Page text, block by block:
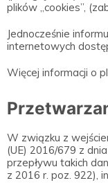
plików „cookies”,
Jednocześnie
internetowych
Więcej informacji o
W związku z
(UE) 2016/679 z
przepływu takich
z 2016 r. poz. 922),